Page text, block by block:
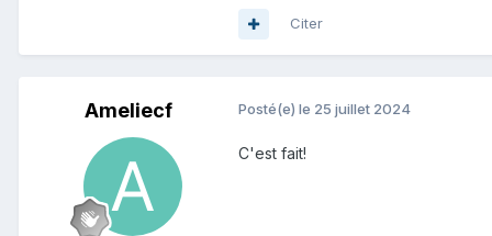
Citer
Ameliecf Posté(e) le 25 juillet 2024
C'est fait!